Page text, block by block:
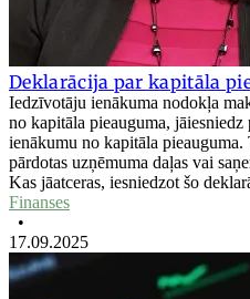
Deklarācija par kapitāla
Iedzīvotāju ienākuma nodokļa
no kapitāla pieauguma,
ienākumu no kapitāla
pārdotas uzņēmuma daļas vai
Kas jāatceras, iesniedzot šo
Finanses
•
17.09.2025